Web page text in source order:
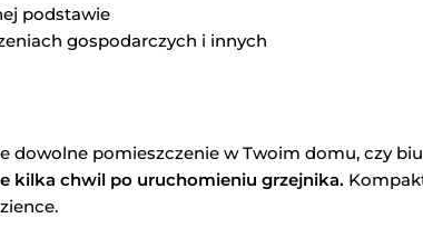
podstawie
gospodarczych i innych
dowolne pomieszczenie w Twoim domu, czy
kilka chwil po uruchomieniu grzejnika.